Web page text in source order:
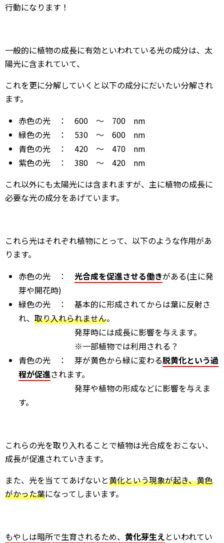
行動になります！
一般的に植物の成長に有効といわれている光の成分は、太
陽光に含まれていて、
これを更に分解していくと以下の成分にだいたい分解され
ます。
赤色の光 ： 600 ～ 700 nm
緑色の光 ： 530 ～ 600 nm
青色の光 ： 420 ～ 470 nm
紫色の光 ： 380 ～ 420 nm
これ以外にも太陽光には含まれますが、主に植物の成長に
必要な光の成分をあげています。
これら光はそれぞれ植物にとって、以下のような作用があ
ります。
赤色の光 ：光合成を促進させる働きがある(主に発
芽や開花時)
緑色の光 ： 基本的に形成されてからは葉に反射さ
れ、取り入れられません。
発芽時には成長に影響を与えます。
※一部植物では利用される？
青色の光 ： 芽が黄色から緑に変わる脱黄化という過
程が促進されます。
発芽や植物の形成などに影響を与えま
す。
これらの光を取り入れることで植物は光合成をおこない、
成長が促進されていきます。
また、光を当ててあげないと黄化という現象が起き、黄色
がかった葉になってしまいます。
もやしは暗所で生育されるため、 黄化芽生えといわれてい